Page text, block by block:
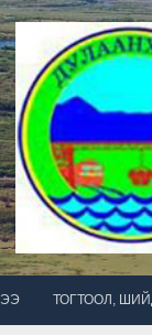
ТОГТООЛ,